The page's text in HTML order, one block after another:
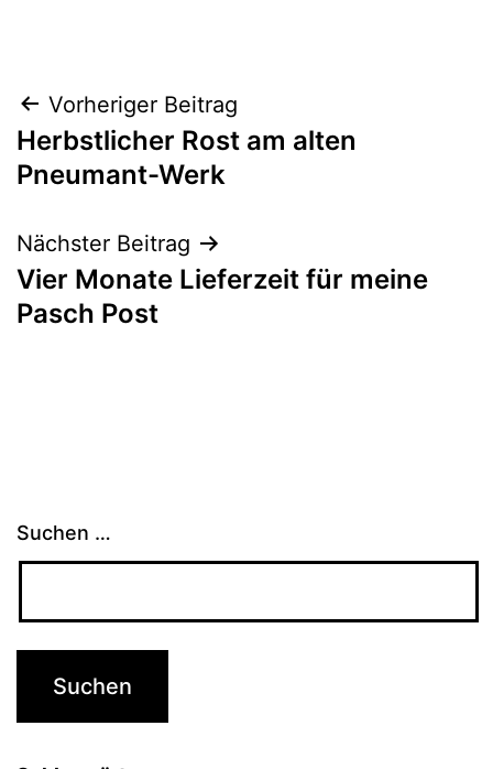
Beitragsnavigation
Vorheriger Beitrag
Herbstlicher Rost am alten
Pneumant-Werk
Nächster Beitrag
Vier Monate Lieferzeit für meine
Pasch Post
Suchen …